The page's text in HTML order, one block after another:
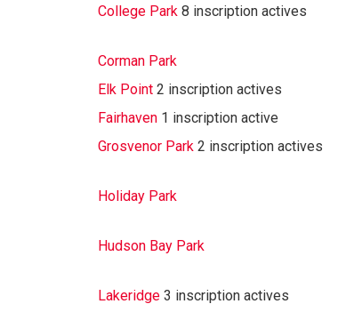
College Park 8 inscription actives
Corman Park
Elk Point 2 inscription actives
Fairhaven 1 inscription active
Grosvenor Park 2 inscription actives
Holiday Park
Hudson Bay Park
Lakeridge 3 inscription actives